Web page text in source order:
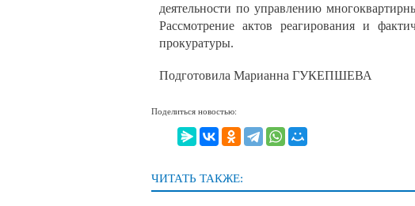
деятельности по управлению
Рассмотрение актов реагирования и
прокуратуры.
Подготовила Марианна ГУКЕПШЕВА
Поделиться новостью:
ЧИТАТЬ ТАКЖЕ: